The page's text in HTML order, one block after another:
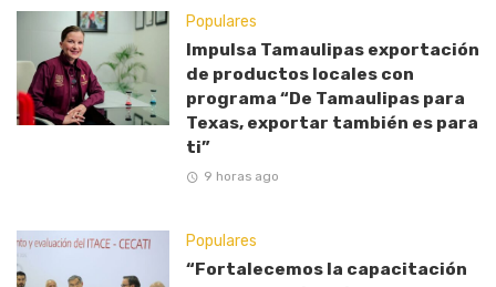
Populares
Impulsa Tamaulipas exportación
de productos locales con
programa “De Tamaulipas para
Texas, exportar también es para
ti”
9 horas ago
Populares
“Fortalecemos la capacitación